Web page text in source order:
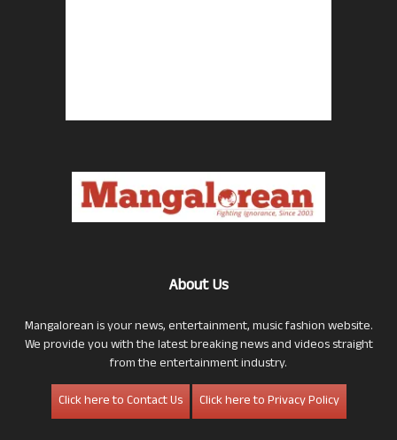
About Us
Mangalorean is your news, entertainment, music fashion website.
We provide you with the latest breaking news and videos straight
from the entertainment industry.
Click here to Contact Us
Click here to Privacy Policy